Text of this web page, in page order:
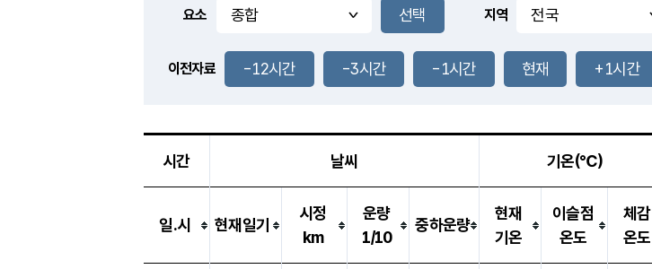
풍도
1.1m/s
27.8
℃
-
-mm
요소 지역
이전자료 -12시간 -3시간 -1시간 현재 +1시간
시간 날씨 기온(℃)
일.시 현재일기
시정
km
운량
1/10
중하운량
현재
기온
이슬점
온도
체감
온도